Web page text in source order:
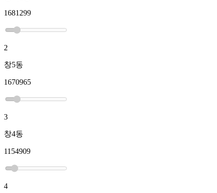
1681299
2
창5동
1670965
3
창4동
1154909
4